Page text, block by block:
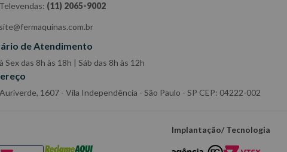
Televendas: (11) 2065-9002
site@fermaquinas.com.br
de Atendimento
Sex das 8h às 18h | Sáb das 8h às 12h
1607 - Vila Independência - São Paulo - SP CEP: 04222-002
Implantação/ Tecnologia